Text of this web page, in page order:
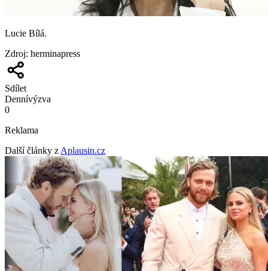
Lucie Bílá.
Zdroj: herminapress
Sdílet
Dennívýzva
0
Reklama
Další články z Aplausin.cz